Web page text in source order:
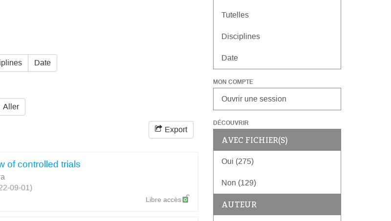
Date
Aller
Export
of controlled trials
09-01)
Libre accès
Tutelles
Disciplines
Date
MON COMPTE
Ouvrir une session
DÉCOUVRIR
AVEC FICHIER(S)
Oui (275)
Non (129)
AUTEUR